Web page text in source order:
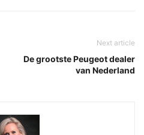
Next article
De grootste Peugeot dealer
van Nederland